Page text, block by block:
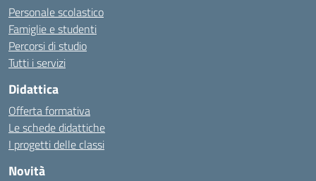
Personale scolastico
Famiglie e studenti
Percorsi di studio
Tutti i servizi
Didattica
Offerta formativa
Le schede didattiche
I progetti delle classi
Novità